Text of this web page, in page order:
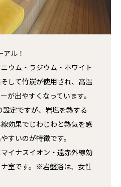
ル！
ウム・ラジウム・ホワイト
して竹炭が使用され、高温
が出やすくなっています。
定ですが、岩塩を熱する
効果でじわじわと熱気を感
すいのが特徴です。
イナスイオン・遠赤外線効
室です。※岩盤浴は、女性